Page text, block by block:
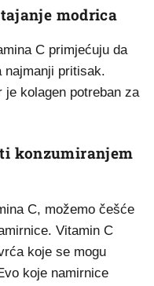
modrica
C primjećuju da
najmanji pritisak.
kolagen potreban za
konzumiranjem
C, možemo češće
Vitamin C
koje se mogu
koje namirnice